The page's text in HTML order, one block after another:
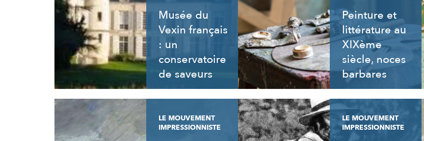
Musée du
Vexin français
: un
conservatoire
de saveurs
Peinture et
littérature au
XIXème
siècle, noces
barbares
LE MOUVEMENT
IMPRESSIONNISTE
LE MOUVEMENT
IMPRESSIONNISTE